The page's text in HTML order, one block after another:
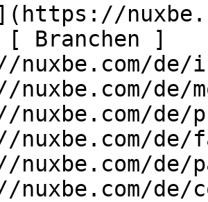
[ Branchen ]
nuxbe.com/
de/
de/
nuxbe.com/
nuxbe.com/
nuxbe.com/